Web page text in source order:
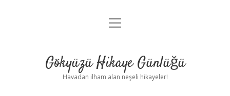
Anasayfa
Yasal Uyarı
menüyü
Gökyüzü Hikaye Günlüğü
Havadan ilham alan neşeli hikayeler!